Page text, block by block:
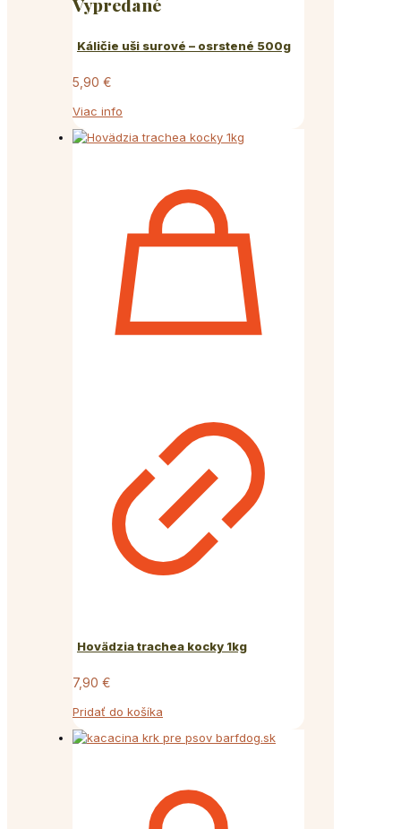
Káličie uši surové – osrstené 500g
5,90 €
Viac info
Hovädzia trachea kocky 1kg
7,90 €
Pridať do košíka